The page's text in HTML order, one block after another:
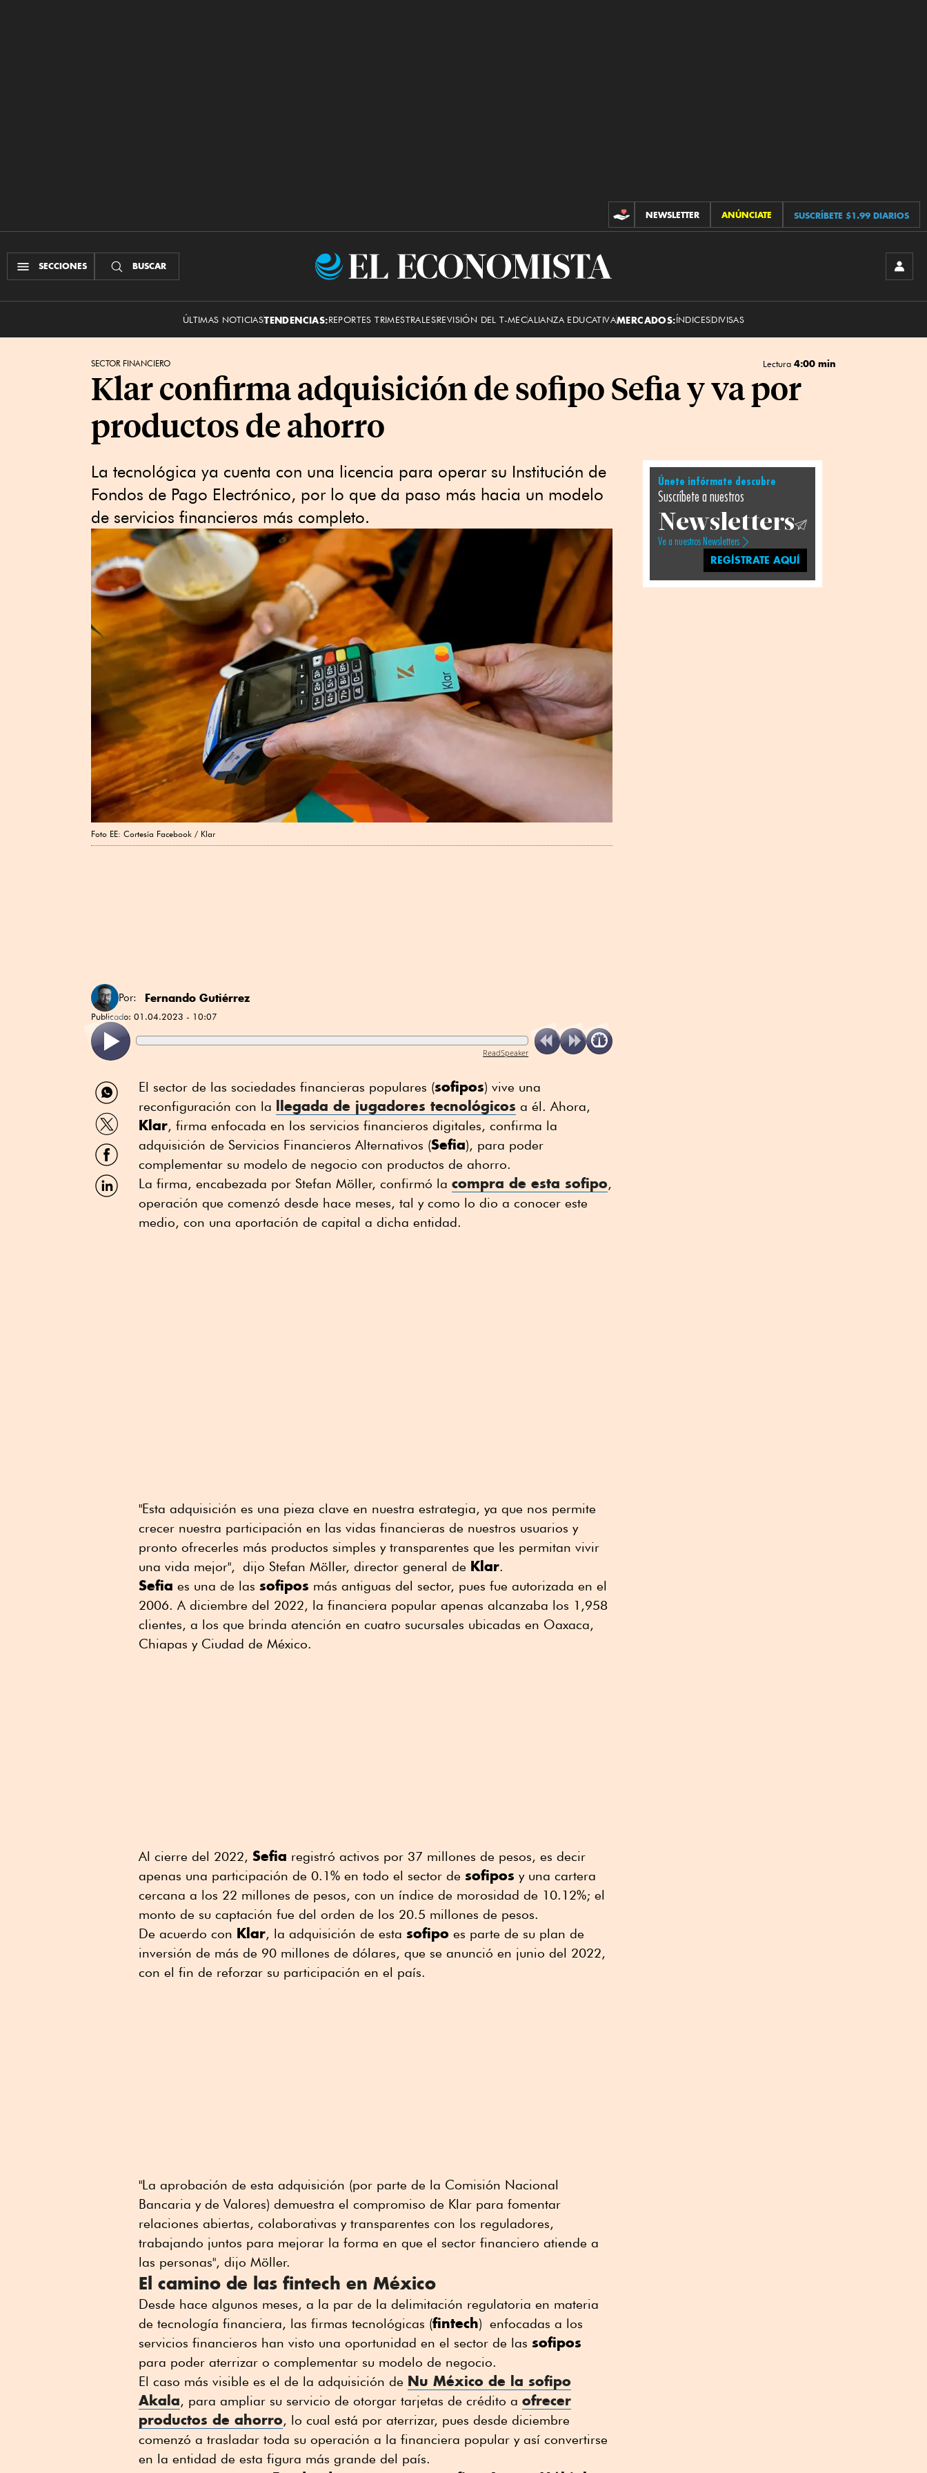
CONTRIBUCIONES
NEWSLETTER ANÚNCIATE SUSCRÍBETE $1.99 DIARIOS
SECCIONES BUSCAR
El
ÚLTIMAS NOTICIASTENDENCIAS:REPORTES TRIMESTRALESREVISIÓN DEL T-MECALIANZA EDUCATIVAMERCADOS:ÍNDICESDIVISAS
SECTOR FINANCIERO Lectura 4:00 min
Klar confirma adquisición de sofipo Sefia y va por
productos de ahorro
La tecnológica ya cuenta con una licencia para operar su Institución de
Fondos de Pago Electrónico, por lo que da paso más hacia un modelo
de servicios financieros más completo.
Foto EE: Cortesía Facebook / Klar
Por: Fernando Gutiérrez
Publicado: 01.04.2023 - 10:07
ReadSpeaker
Compartir
por
WhatsApp
Compartir
por
Twitter
Compartir
por
Facebook
Compartir
por
El sector de las sociedades financieras populares (sofipos) vive una
reconfiguración con la
llegada de jugadores tecnológicos a él. Ahora,
Klar, firma enfocada en los servicios financieros digitales, confirma la
adquisición de Servicios Financieros Alternativos (Sefia), para poder
complementar su modelo de negocio con productos de ahorro.
La firma, encabezada por Stefan Möller, confirmó la compra de esta sofipo,
operación que comenzó desde hace meses, tal y como lo dio a conocer este
medio, con una aportación de capital a dicha entidad.
"Esta adquisición es una pieza clave en nuestra estrategia, ya que nos permite
crecer nuestra participación en las vidas financieras de nuestros usuarios y
pronto ofrecerles más productos simples y transparentes que les permitan vivir
una vida mejor", dijo Stefan Möller, director general de Klar.
Sefia es una de las sofipos más antiguas del sector, pues fue autorizada en el
2006. A diciembre del 2022, la financiera popular apenas alcanzaba los 1,958
clientes, a los que brinda atención en cuatro sucursales ubicadas en Oaxaca,
Chiapas y Ciudad de México.
Al cierre del 2022, Sefia registró activos por 37 millones de pesos, es decir
apenas una participación de 0.1% en todo el sector de sofipos y una cartera
cercana a los 22 millones de pesos, con un índice de morosidad de 10.12%; el
monto de su captación fue del orden de los 20.5 millones de pesos.
De acuerdo con Klar, la adquisición de esta sofipo es parte de su plan de
inversión de más de 90 millones de dólares, que se anunció en junio del 2022,
con el fin de reforzar su participación en el país.
"La aprobación de esta adquisición (por parte de la Comisión Nacional
Bancaria y de Valores) demuestra el compromiso de Klar para fomentar
relaciones abiertas, colaborativas y transparentes con los reguladores,
trabajando juntos para mejorar la forma en que el sector financiero atiende a
las personas", dijo Möller.
El camino de las fintech en México
Desde hace algunos meses, a la par de la delimitación regulatoria en materia
de tecnología financiera, las firmas tecnológicas (fintech) enfocadas a los
servicios financieros han visto una oportunidad en el sector de las sofipos
para poder aterrizar o complementar su modelo de negocio.
El caso más visible es el de la adquisición de Nu México de la sofipo
Akala, para ampliar su servicio de otorgar tarjetas de crédito a ofrecer
productos de ahorro, lo cual está por aterrizar, pues desde diciembre
comenzó a trasladar toda su operación a la financiera popular y así convertirse
en la entidad de esta figura más grande del país.
Únete infórmate descubre
Suscríbete a nuestros
Newsletters
Ve a nuestros Newsletters
REGÍSTRATE AQUÍ